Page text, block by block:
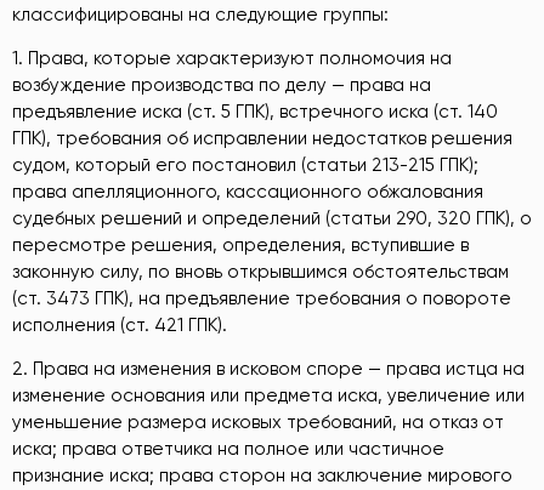
классифицированы на следующие группы:
1. Права, которые характеризуют полномочия на
возбуждение производства по делу — права на
предъявление иска (ст. 5 ГПК), встречного иска (ст. 140
ГПК), требования об исправлении недостатков решения
судом, который его постановил (статьи 213-215 ГПК);
права апелляционного, кассационного обжалования
судебных решений и определений (статьи 290, 320 ГПК), о
пересмотре решения, определения, вступившие в
законную силу, по вновь открывшимся обстоятельствам
(ст. 3473 ГПК), на предъявление требования о повороте
исполнения (ст. 421 ГПК).
2. Права на изменения в исковом споре — права истца на
изменение основания или предмета иска, увеличение или
уменьшение размера исковых требований, на отказ от
иска; права ответчика на полное или частичное
признание иска; права сторон на заключение мирового